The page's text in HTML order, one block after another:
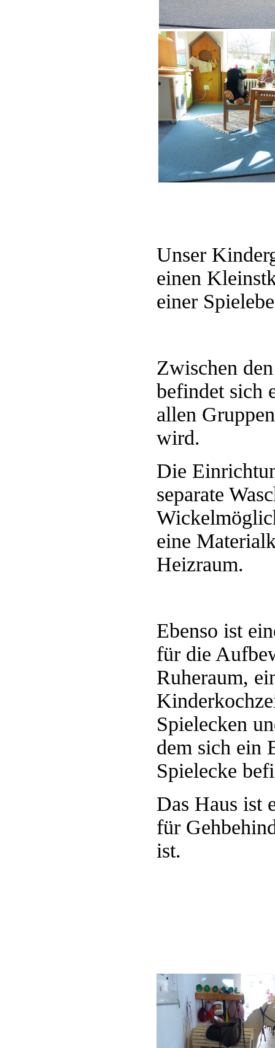
Unser
einen
einer
Zwischen
befindet sich
allen
wird.
Die
separate
eine
Heizraum.
Ebenso ist
für die
Ruheraum,
Spielecken
dem sich ein
Spielecke
Das Haus ist
für
ist.